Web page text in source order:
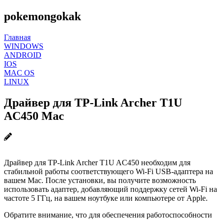
pokemongokak
Главная
WINDOWS
ANDROID
IOS
MAC OS
LINUX
Драйвер для TP-Link Archer T1U
AC450 Mac
Драйвер для TP-Link Archer T1U AC450 необходим для
стабильной работы соответствующего Wi-Fi USB-адаптера на
вашем Mac. После установки, вы получите возможность
использовать адаптер, добавляющий поддержку сетей Wi-Fi на
частоте 5 ГГц, на вашем ноутбуке или компьютере от Apple.
Обратите внимание, что для обеспечения работоспособности